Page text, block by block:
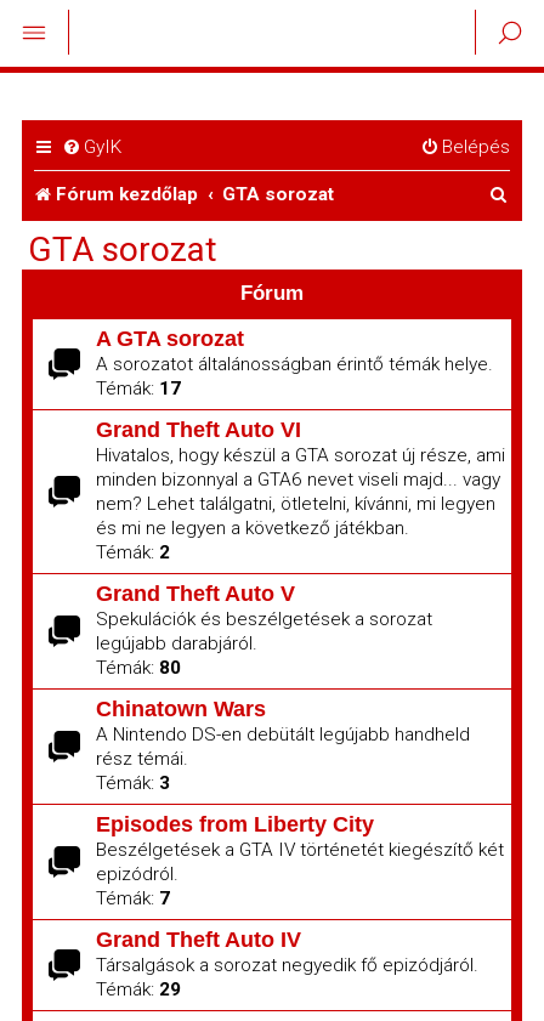
GyIK Belépés
Fórum kezdőlap GTA sorozat
r
GTA sorozat
Fórum
A GTA sorozat
A sorozatot általánosságban érintő témák helye.
Témák: 17
Grand Theft Auto VI
Hivatalos, hogy készül a GTA sorozat új része, ami
minden bizonnyal a GTA6 nevet viseli majd... vagy
nem? Lehet találgatni, ötletelni, kívánni, mi legyen
és mi ne legyen a következő játékban.
Témák: 2
Grand Theft Auto V
Spekulációk és beszélgetések a sorozat
legújabb darabjáról.
Témák: 80
Chinatown Wars
A Nintendo DS-en debütált legújabb handheld
rész témái.
Témák: 3
Episodes from Liberty City
Beszélgetések a GTA IV történetét kiegészítő két
epizódról.
Témák: 7
Grand Theft Auto IV
Társalgások a sorozat negyedik fő epizódjáról.
Témák: 29